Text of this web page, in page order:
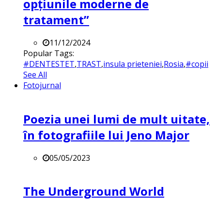
opțiunile moderne de
tratament”
11/12/2024
Popular Tags:
#DENTESTET,TRAST,insula prieteniei,Rosia,#copii
See All
Fotojurnal
Poezia unei lumi de mult uitate,
în fotografiile lui Jeno Major
05/05/2023
The Underground World